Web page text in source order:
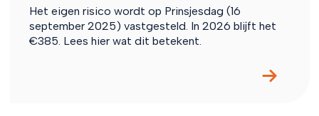
Het eigen risico wordt op Prinsjesdag (16
september 2025) vastgesteld. In 2026 blijft het
€385. Lees hier wat dit betekent.